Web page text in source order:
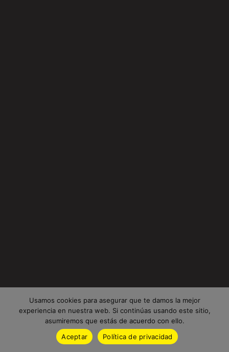
Usamos cookies para asegurar que te damos la mejor
experiencia en nuestra web. Si continúas usando este sitio,
asumiremos que estás de acuerdo con ello.
Aceptar
Política de privacidad